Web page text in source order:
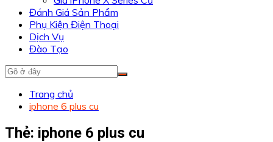
Đánh Giá Sản Phẩm
Phụ Kiện Điện Thoại
Dịch Vụ
Đào Tạo
Trang chủ
iphone 6 plus cu
Thẻ: iphone 6 plus cu